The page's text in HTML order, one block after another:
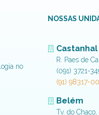
no
NOSSAS
Castanhal
R. Paes de
(091) 3721-
(91) 98317-
Belém
Tv. do